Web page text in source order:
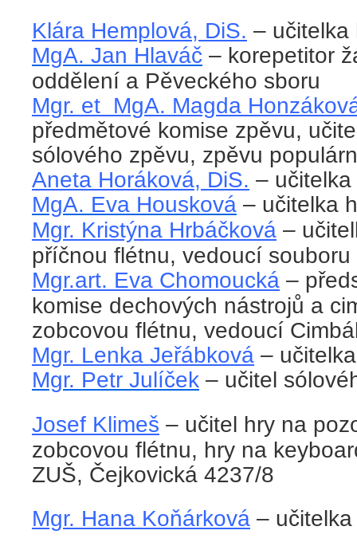
Klára Hemplová, DiS. – učitelka
MgA. Jan Hlaváč – korepetitor
oddělení a Pěveckého sboru
Mgr. et MgA. Magda
předmětové komise zpěvu,
sólového zpěvu, zpěvu
Aneta Horáková, DiS. –
MgA. Eva Housková – učitelka
Mgr. Kristýna Hrbáčková –
příčnou flétnu, vedoucí
Mgr.art. Eva Chomoucká –
komise dechových nástrojů a
zobcovou flétnu, vedoucí
Mgr. Lenka Jeřábková –
Mgr. Petr Julíček – učitel
Josef Klimeš – učitel hry na
zobcovou flétnu, hry na
ZUŠ, Čejkovická 4237/8
Mgr. Hana Koňárková –